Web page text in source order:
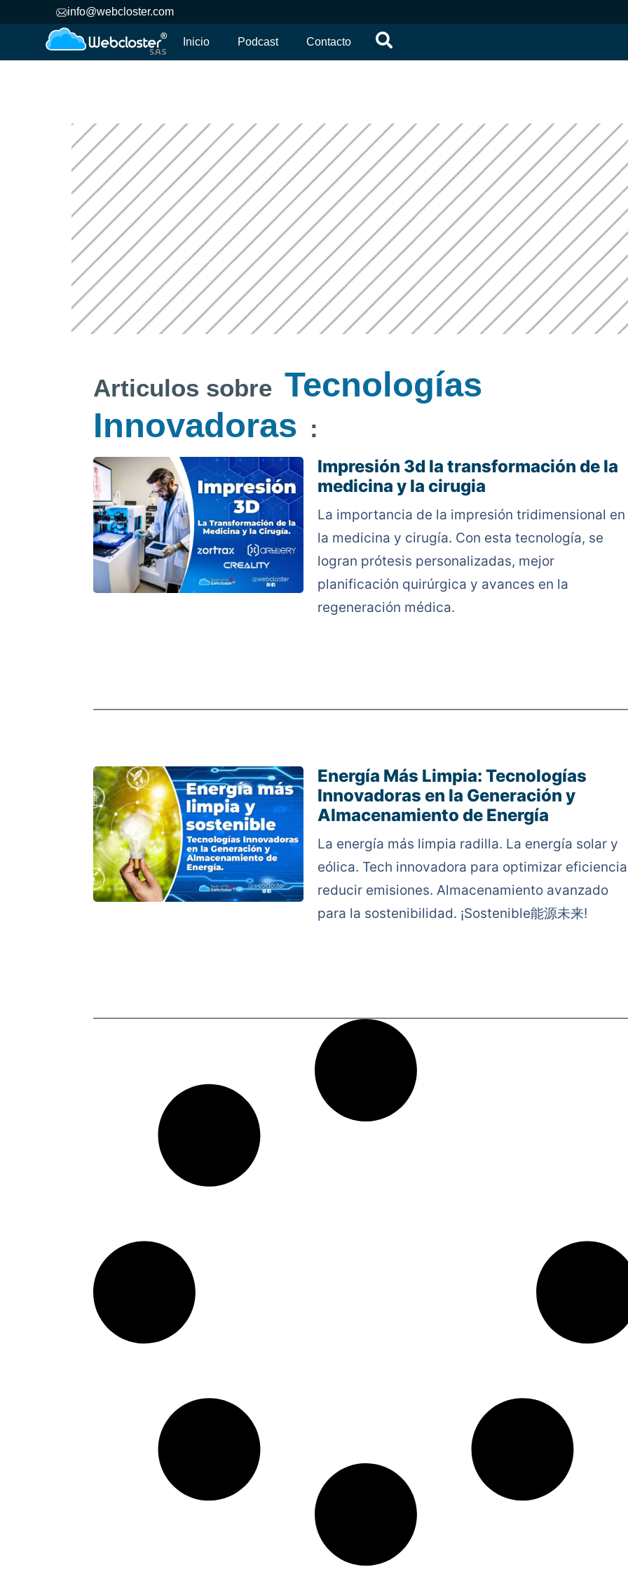
info@webcloster.com
Inicio Podcast Contacto
Articulos sobre Tecnologías
Innovadoras :
Impresión 3d la transformación de la
medicina y la cirugia
La importancia de la impresión tridimensional en
la medicina y cirugía. Con esta tecnología, se
logran prótesis personalizadas, mejor
planificación quirúrgica y avances en la
regeneración médica.
Energía Más Limpia: Tecnologías
Innovadoras en la Generación y
Almacenamiento de Energía
La energía más limpia radilla. La energía solar y
eólica. Tech innovadora para optimizar
reducir emisiones. Almacenamiento avanzado
para la sostenibilidad. ¡Sostenible能源未来!